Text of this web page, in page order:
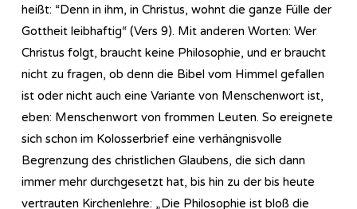
heißt: “Denn in ihm, in Christus, wohnt die ganze Fülle der
Gottheit leibhaftig“ (Vers 9). Mit anderen Worten: Wer
Christus folgt, braucht keine Philosophie, und er braucht
nicht zu fragen, ob denn die Bibel vom Himmel gefallen
ist oder nicht auch eine Variante von Menschenwort ist,
eben: Menschenwort von frommen Leuten. So ereignete
sich schon im Kolosserbrief eine verhängnisvolle
Begrenzung des christlichen Glaubens, die sich dann
immer mehr durchgesetzt hat, bis hin zu der bis heute
vertrauten Kirchenlehre: „Die Philosophie ist bloß die